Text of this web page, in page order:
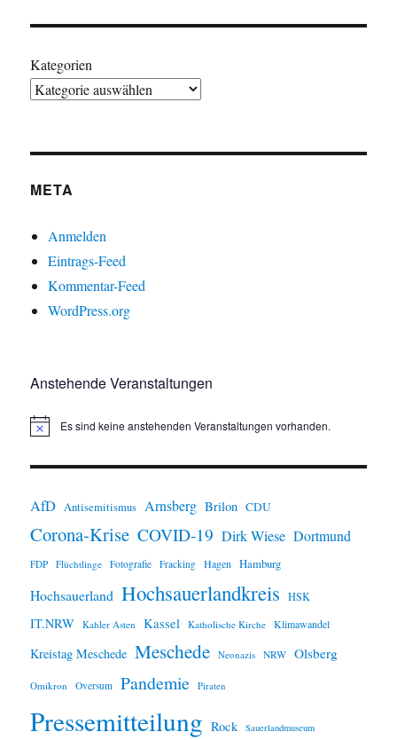
Kategorien
META
Anmelden
Eintrags-Feed
Kommentar-Feed
WordPress.org
Anstehende Veranstaltungen
H
Es sind keine anstehenden Veranstaltungen vorhanden.
AfD Antisemitismus Arnsberg Brilon CDU
Corona-Krise COVID-19 Dirk Wiese Dortmund
FDP Flüchtlinge Fotografie Fracking Hagen Hamburg
Hochsauerland Hochsauerlandkreis HSK
IT.NRW Kahler Asten Kassel Katholische Kirche Klimawandel
Kreistag Meschede Meschede Neonazis NRW Olsberg
Omikron Oversum Pandemie Piraten
Pressemitteilung Rock Sauerlandmuseum